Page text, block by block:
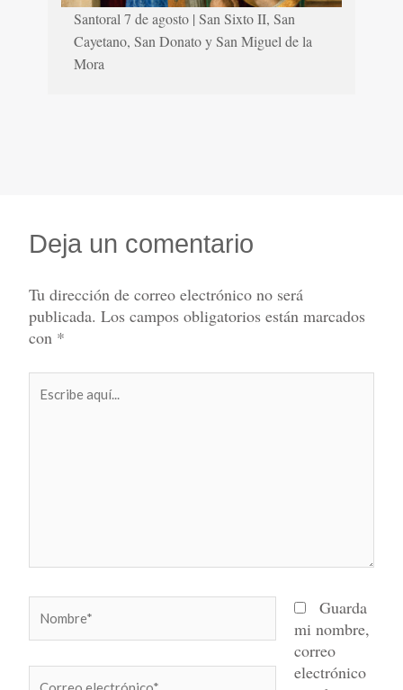
Santoral 7 de agosto | San Sixto II, San
Cayetano, San Donato y San Miguel de la
Mora
Deja un comentario
Tu dirección de correo electrónico no será
publicada. Los campos obligatorios están marcados
con *
aquí...
Guarda
mi nombre,
correo
electrónico